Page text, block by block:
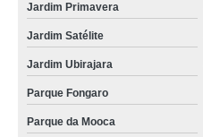
Jardim Primavera
Jardim Satélite
Jardim Ubirajara
Parque Fongaro
Parque da Mooca